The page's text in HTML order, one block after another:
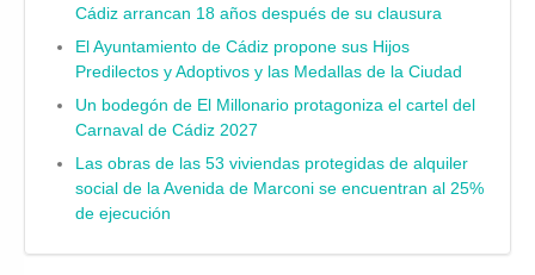
Cádiz arrancan 18 años después de su clausura
El Ayuntamiento de Cádiz propone sus Hijos
Predilectos y Adoptivos y las Medallas de la Ciudad
Un bodegón de El Millonario protagoniza el cartel del
Carnaval de Cádiz 2027
Las obras de las 53 viviendas protegidas de alquiler
social de la Avenida de Marconi se encuentran al 25%
de ejecución